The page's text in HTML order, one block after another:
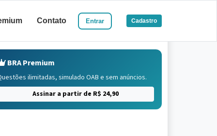
Contato Entrar Cadastro
BRA Premium
ilimitadas, simulado OAB e sem anúncios.
Assinar a partir de R$ 24,90